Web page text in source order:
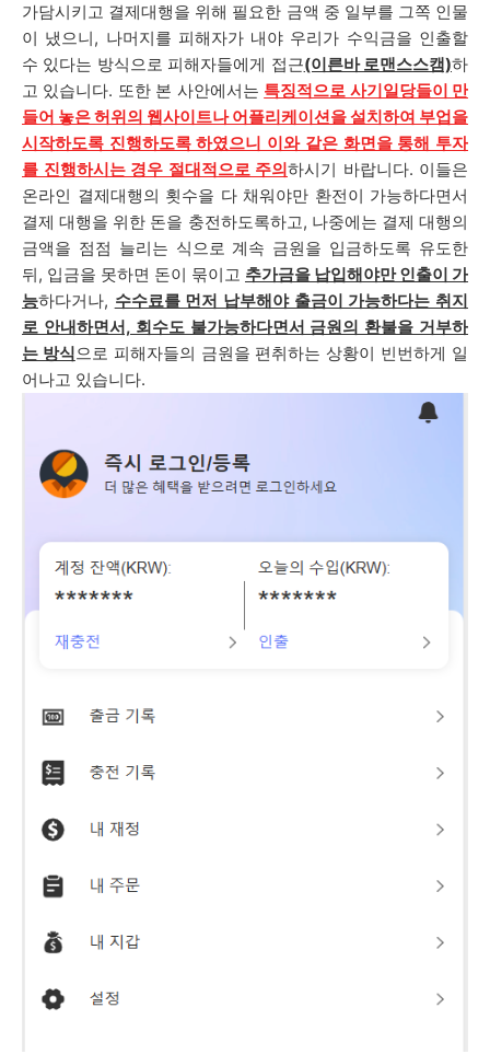
가담시키고 결제대행을 위해 필요한 금액 중 일부를 그쪽 인물
이 냈으니, 나머지를 피해자가 내야 우리가 수익금을 인출할
수 있다는 방식으로 피해자들에게 접근(이른바 로맨스스캠)하
고 있습니다. 또한 본 사안에서는 특징적으로 사기일당들이 만
들어 놓은 허위의 웹사이트나 어플리케이션을 설치하여 부업을
시작하도록 진행하도록 하였으니 이와 같은 화면을 통해 투자
를 진행하시는 경우 절대적으로 주의하시기 바랍니다. 이들은
온라인 결제대행의 횟수을 다 채워야만 환전이 가능하다면서
결제 대행을 위한 돈을 충전하도록하고, 나중에는 결제 대행의
금액을 점점 늘리는 식으로 계속 금원을 입금하도록 유도한
뒤, 입금을 못하면 돈이 묶이고 추가금을 납입해야만 인출이 가
능하다거나, 수수료를 먼저 납부해야 출금이 가능하다는 취지
로 안내하면서, 회수도 불가능하다면서 금원의 환불을 거부하
는 방식으로 피해자들의 금원을 편취하는 상황이 빈번하게 일
어나고 있습니다.